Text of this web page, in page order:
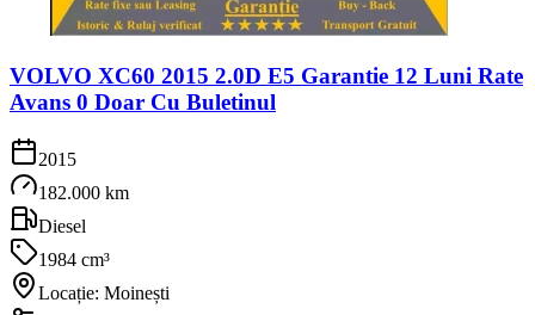
VOLVO XC60 2015 2.0D E5 Garantie 12 Luni Rate
Avans 0 Doar Cu Buletinul
2015
182.000 km
Diesel
1984 cm³
Locație: Moinești